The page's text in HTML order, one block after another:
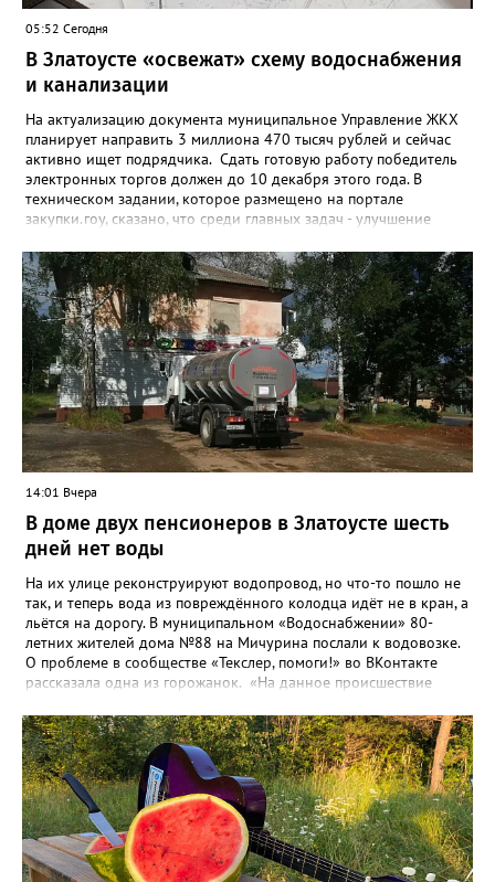
05:52 Сегодня
В Златоусте «освежат» схему водоснабжения
и канализации
На актуализацию документа муниципальное Управление ЖКХ
планирует направить 3 миллиона 470 тысяч рублей и сейчас
активно ищет подрядчика. Сдать готовую работу победитель
электронных торгов должен до 10 декабря этого года. В
техническом задании, которое размещено на портале
закупки.гоу, сказано, что среди главных задач - улучшение
повышение энергоэффективности систем. Кроме электронных
схем, исполнителю нужно разработать предложения по
строительству и реконструкции водоснабжения и канализации,
оценив размер вложений, а также представить перечень
бесхозных объектов и возможные сценарии развития этой
сферы городского хозяйства. В июне 2025 года
«Златоуст.инфо» сообщал о подобных торгах. Тогда цена
вопроса была почти в три раза выше - 9 миллионов 13 тысяч
486 рублей, а в списке работ была разработка электронной
системы ливнёвок.
14:01 Вчера
В доме двух пенсионеров в Златоусте шесть
дней нет воды
На их улице реконструируют водопровод, но что-то пошло не
так, и теперь вода из повреждённого колодца идёт не в кран, а
льётся на дорогу. В муниципальном «Водоснабжении» 80-
летних жителей дома №88 на Мичурина послали к водовозке.
О проблеме в сообществе «Текслер, помоги!» во ВКонтакте
рассказала одна из горожанок. «На данное происшествие
гл.инженера Шепелева А.Н. из обслуживающей организации
МУП ЗГО "Златоустовское Водоснабжение" ул. Островского, 7,
никакие работы по восстановлению подачи воды в дом
проводиться не будут. Вот уже шесть дней пенсионеры без
воды!», - пишет возмущённая женщина (стиль, орфография и
пунктуация авторские). Под обращением есть комментарий
пользователя под ником Olga Vyacheslavovna. Она сообщает:
сейчас МУП «Водоснабжение» ведёт реконструкцию сетей в